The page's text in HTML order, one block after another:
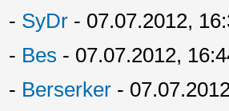
- SyDr - 07.07.2012,
- Bes - 07.07.2012,
- Berserker -